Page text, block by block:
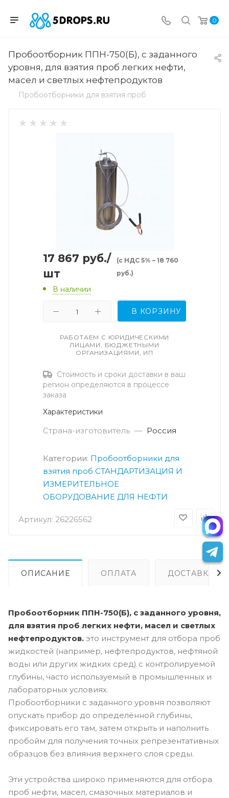
0
Пробоотборник ППН-750(Б), с заданного
уровня, для взятия проб легких нефти,
масел и светлых нефтепродуктов
Пробоотборники для взятия проб
Артикул: 26226562
17 867 руб./
шт
(с НДС 5% – 18 760
руб.)
В наличии
В КОРЗИНУ
РАБОТАЕМ С ЮРИДИЧЕСКИМИ
ЛИЦАМИ, БЮДЖЕТНЫМИ
ОРГАНИЗАЦИЯМИ, ИП
Стоимость и сроки доставки в ваш
регион определяются в процессе
заказа
Характеристики
Страна-изготовитель — Россия
Категории: Пробоотборники для
взятия проб СТАНДАРТИЗАЦИЯ И
ИЗМЕРИТЕЛЬНОЕ
ОБОРУДОВАНИЕ ДЛЯ НЕФТИ
ОПИСАНИЕ ОПЛАТА ДОСТАВКА
Пробоотборник ППН-750(Б), с заданного уровня,
для взятия проб легких нефти, масел и светлых
нефтепродуктов. это инструмент для отбора проб
жидкостей (например, нефтепродуктов, нефтяной
воды или других жидких сред) с контролируемой
глубины, часто используемый в промышленных и
лабораторных условиях.
Пробоотборники с заданного уровня позволяют
опускать прибор до определённой глубины,
фиксировать его там, затем открыть и наполнить
пробойм для получения точных репрезентативных
образцов без влияния верхнего слоя среды.
Эти устройства широко применяются для отбора
проб нефти, масел, смазочных материалов и